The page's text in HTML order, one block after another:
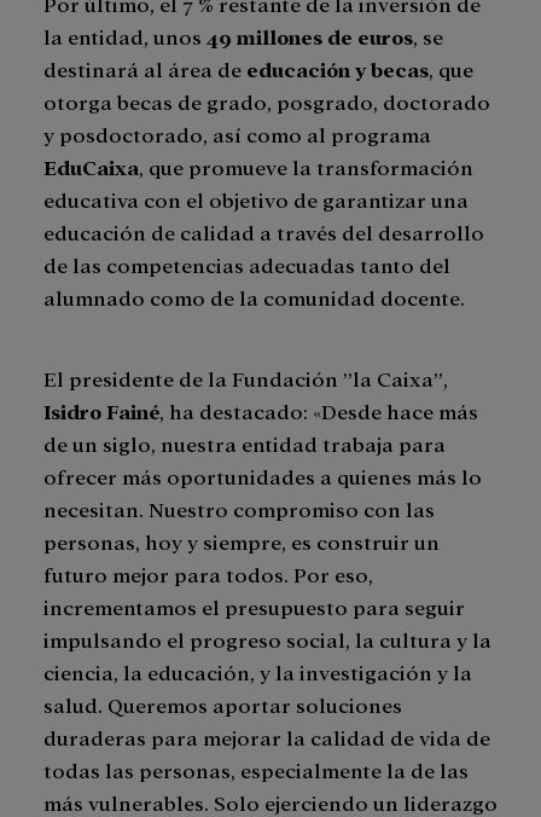
la entidad, unos 49 millones de euros, se
destinará al área de educación y becas, que
otorga becas de grado, posgrado, doctorado
y posdoctorado, así como al programa
EduCaixa, que promueve la transformación
educativa con el objetivo de garantizar una
educación de calidad a través del desarrollo
de las competencias adecuadas tanto del
alumnado como de la comunidad docente.
El presidente de la Fundación ”la Caixa”,
Isidro Fainé, ha destacado: «Desde hace más
de un siglo, nuestra entidad trabaja para
ofrecer más oportunidades a quienes más lo
necesitan. Nuestro compromiso con las
personas, hoy y siempre, es construir un
futuro mejor para todos. Por eso,
incrementamos el presupuesto para seguir
impulsando el progreso social, la cultura y la
ciencia, la educación, y la investigación y la
salud. Queremos aportar soluciones
duraderas para mejorar la calidad de vida de
todas las personas, especialmente la de las
más vulnerables. Solo ejerciendo un liderazgo